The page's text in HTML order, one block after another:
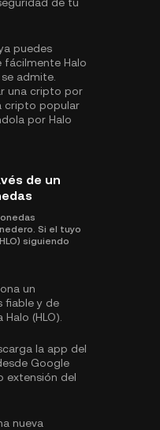
puedes
fácilmente Halo
admite.
una cripto por
cripto popular
por Halo
de un
Si el tuyo
siguiendo
un
fiable y de
(HLO).
la app del
Google
extensión del
nueva